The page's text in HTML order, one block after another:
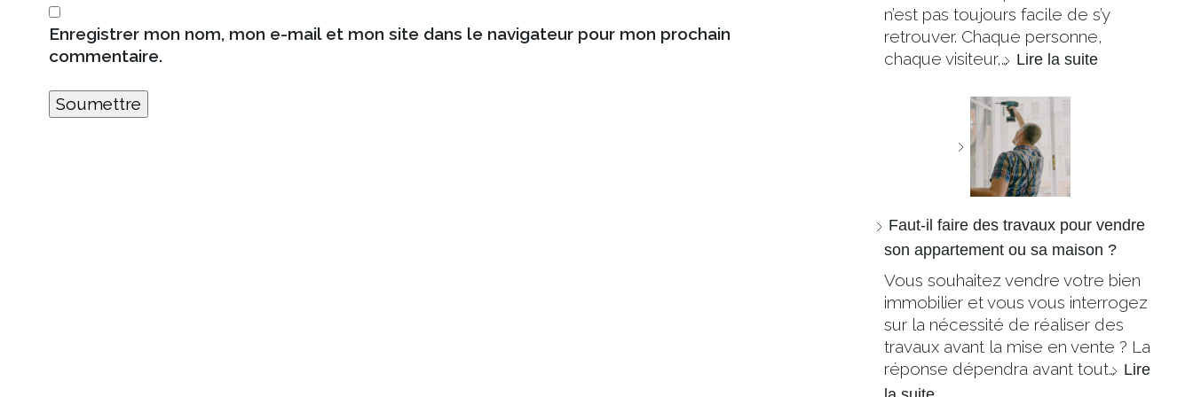
Enregistrer mon nom, mon e-mail et mon site dans le navigateur pour mon prochain
commentaire.
n’est pas toujours facile de s’y
retrouver. Chaque personne,
chaque visiteur,… Lire la suite
Faut-il faire des travaux pour vendre
son appartement ou sa maison ?
Vous souhaitez vendre votre bien
immobilier et vous vous interrogez
sur la nécessité de réaliser des
travaux avant la mise en vente ? La
réponse dépendra avant tout… Lire